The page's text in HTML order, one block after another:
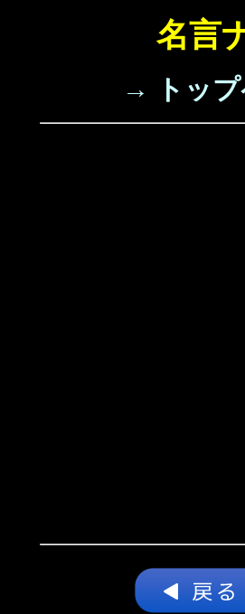
名言
→ トップ